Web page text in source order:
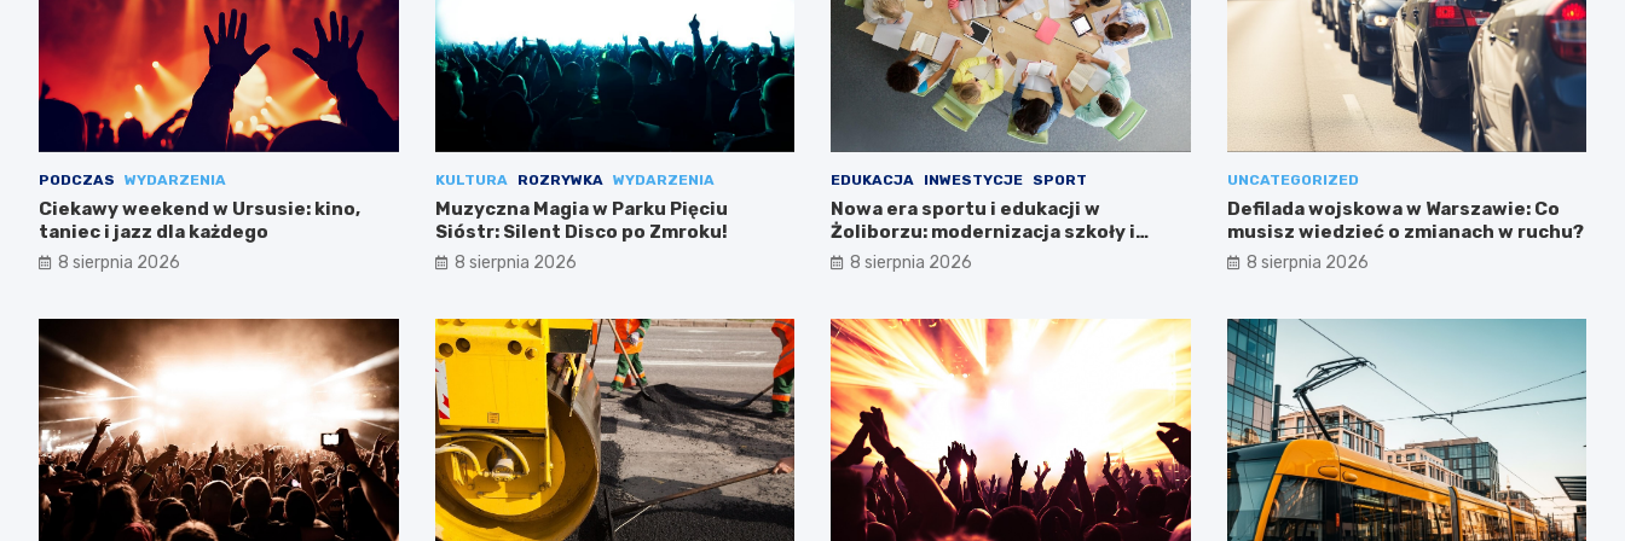
PODCZAS WYDARZENIA
Ciekawy weekend w Ursusie: kino,
taniec i jazz dla każdego
8 sierpnia 2026
KULTURA ROZRYWKA WYDARZENIA
Muzyczna Magia w Parku Pięciu
Sióstr: Silent Disco po Zmroku!
8 sierpnia 2026
EDUKACJA INWESTYCJE SPORT
Nowa era sportu i edukacji w
Żoliborzu: modernizacja szkoły i
boiska
8 sierpnia 2026
UNCATEGORIZED
Defilada wojskowa w Warszawie: Co
musisz wiedzieć o zmianach w ruchu?
8 sierpnia 2026